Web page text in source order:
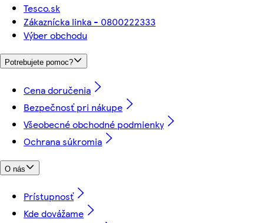
Tesco.sk
Zákaznícka linka - 0800222333
Výber obchodu
Potrebujete pomoc?
Cena doručenia
Bezpečnosť pri nákupe
Všeobecné obchodné podmienky
Ochrana súkromia
O nás
Prístupnosť
Kde dovážame